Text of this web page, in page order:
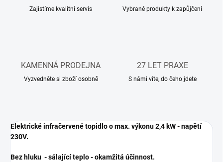
Zajistíme kvalitní servis Vybrané produkty k zapůjčení
KAMENNÁ PRODEJNA
Vyzvedněte si zboží osobně
27 LET PRAXE
S námi víte, do čeho jdete
Elektrické infračervené topidlo o max. výkonu 2,4 kW - napětí
230V.
Bez hluku - sálající teplo - okamžitá účinnost.